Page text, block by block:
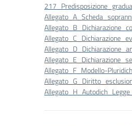
Allegato_F_Modello-